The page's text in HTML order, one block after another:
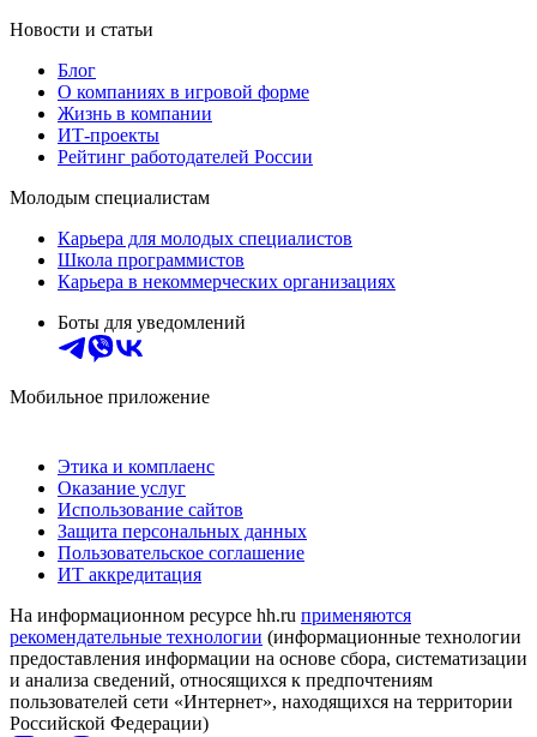
Новости и статьи
Блог
О компаниях в игровой форме
Жизнь в компании
ИТ-проекты
Рейтинг работодателей России
Молодым специалистам
Карьера для молодых специалистов
Школа программистов
Карьера в некоммерческих организациях
Боты для уведомлений
Мобильное приложение
Этика и комплаенс
Оказание услуг
Использование сайтов
Защита персональных данных
Пользовательское соглашение
ИТ аккредитация
На информационном ресурсе hh.ru применяются
рекомендательные технологии (информационные технологии
предоставления информации на основе сбора, систематизации
и анализа сведений, относящихся к предпочтениям
пользователей сети «Интернет», находящихся на территории
Российской Федерации)